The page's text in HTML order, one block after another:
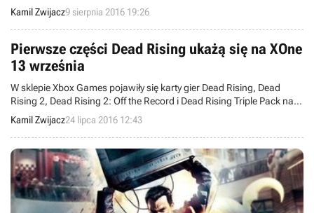
wersji Dead Rising, Dead Rising 2 oraz Dead Rising 2: Off the
Kamil Zwijacz9 sierpnia 2016 19:26
Pierwsze części Dead Rising ukażą się na XOne
13 września
W sklepie Xbox Games pojawiły się karty gier Dead Rising, Dead
Rising 2, Dead Rising 2: Off the Record i Dead Rising Triple Pack na
Xboksa One. Wszystkie tytuły mają ukazać się 13 września
bieżącego roku.
Kamil Zwijacz24 lipca 2016 12:43